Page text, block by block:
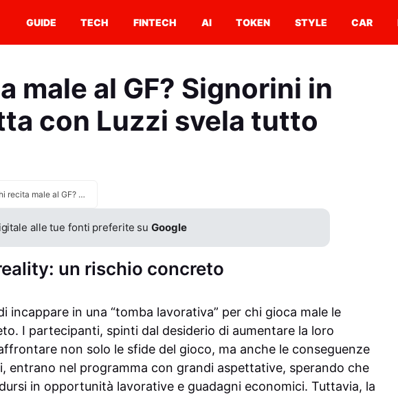
GUIDE TECH FINTECH AI TOKEN STYLE CAR
male al GF? Signorini in
con Luzzi svela tutto
Chi recita male al GF? Signorini in combutta con Luzzi svela tutto
alle tue fonti preferite suGoogle
un rischio concreto
incappare in una “tomba lavorativa” per chi gioca male le
I partecipanti, spinti dal desiderio di aumentare la loro
non solo le sfide del gioco, ma anche le conseguenze
entrano nel programma con grandi aspettative, sperando che
in opportunità lavorative e guadagni economici. Tuttavia, la